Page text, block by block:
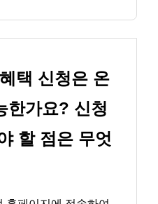
택 신청은 온
한가요? 신청
할 점은 무엇